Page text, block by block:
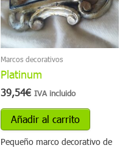
Marcos decorativos
Platinum
39,54€ IVA incluido
Añadir al carrito
Pequeño marco decorativo de